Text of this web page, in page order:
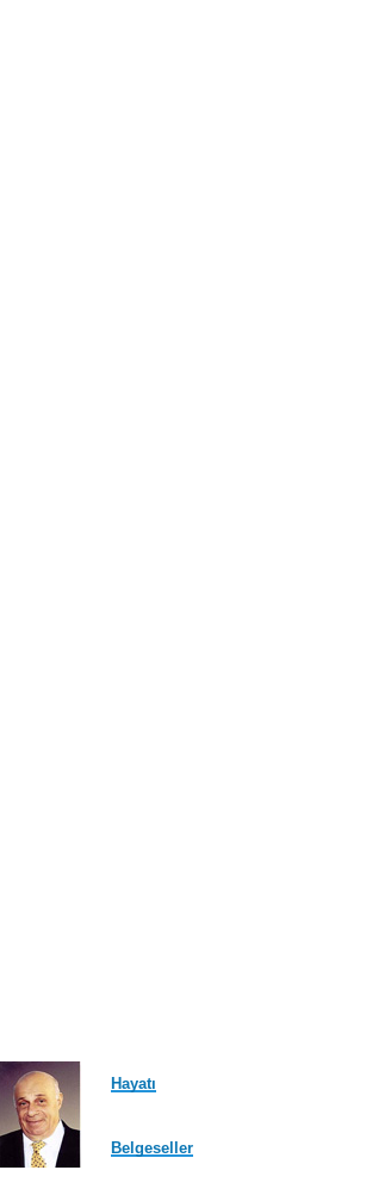
Hayatı
Belgeseller